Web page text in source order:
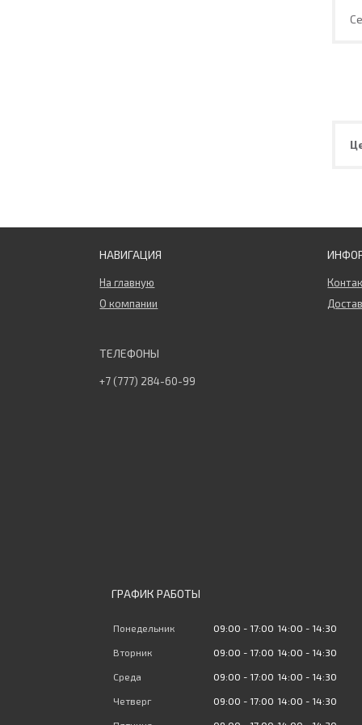
НАВИГАЦИЯ
На главную
О компании
+7 (777) 284-60-99
ГРАФИК РАБОТЫ
Понедельник 09:00 17:00 14:00 14:30
Вторник 09:00 17:00 14:00 14:30
Среда 09:00 17:00 14:00 14:30
Четверг 09:00 17:00 14:00 14:30